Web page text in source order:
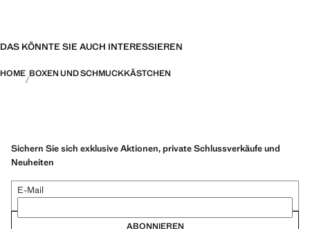
DAS KÖNNTE SIE AUCH INTERESSIEREN
HOME BOXEN UND SCHMUCKKÄSTCHEN
Sichern Sie sich exklusive Aktionen, private Schlussverkäufe und
Neuheiten
E-Mail
ABONNIEREN